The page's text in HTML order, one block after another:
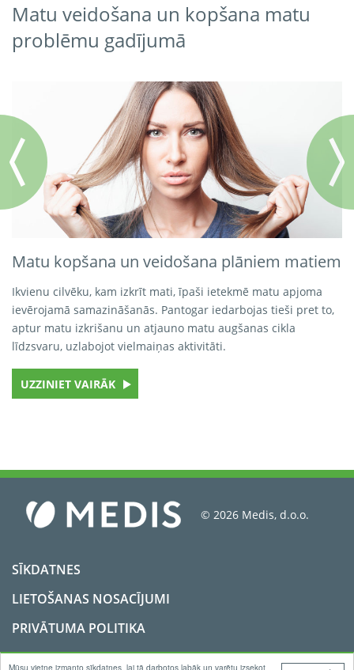
Mūsu vietne izmanto sīkdatnes, lai tā darbotos labāk un varētu izsekot
Matu veidošana un kopšana matu
problēmu gadījumā
Matu kopšana un veidošana plāniem matiem
Ikvienu cilvēku, kam izkrīt mati, īpaši ietekmē matu apjoma
ievērojamā samazināšanās. Pantogar iedarbojas tieši pret to,
aptur matu izkrišanu un atjauno matu augšanas cikla
līdzsvaru, uzlabojot vielmaiņas aktivitāti.
UZZINIET VAIRĀK
© 2026 Medis, d.o.o.
SĪKDATNES
LIETOŠANAS NOSACĪJUMI
PRIVĀTUMA POLITIKA
KONTAKTS